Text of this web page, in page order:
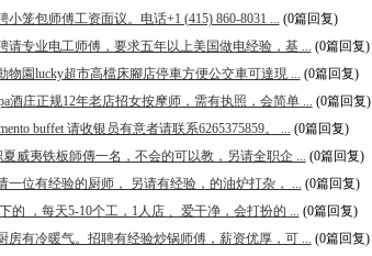
小笼包师傅工资面议。电话+1 (415) 860-8031 ... (0篇回复)
请专业电工师傅，要求五年以上美国做电经验，基 ... (0篇回复)
物園lucky超市高檔床腳店停車方便公交車可達現 ... (0篇回复)
酒庄正规12年老店招女按摩师，需有执照，会简单 ... (0篇回复)
buffet 请收银员有意者请联系6265375859。 ... (0篇回复)
威夷铁板師傳一名，不会的可以教，另请全职企 ... (0篇回复)
一位有经验的厨师， 另请有经验，的油炉打杂， ... (0篇回复)
的 ，每天5-10个工，1人店 、爱干净，会打扮的 ... (0篇回复)
房有冷暖气。招聘有经验炒锅师傅，薪资优厚，可 ... (0篇回复)